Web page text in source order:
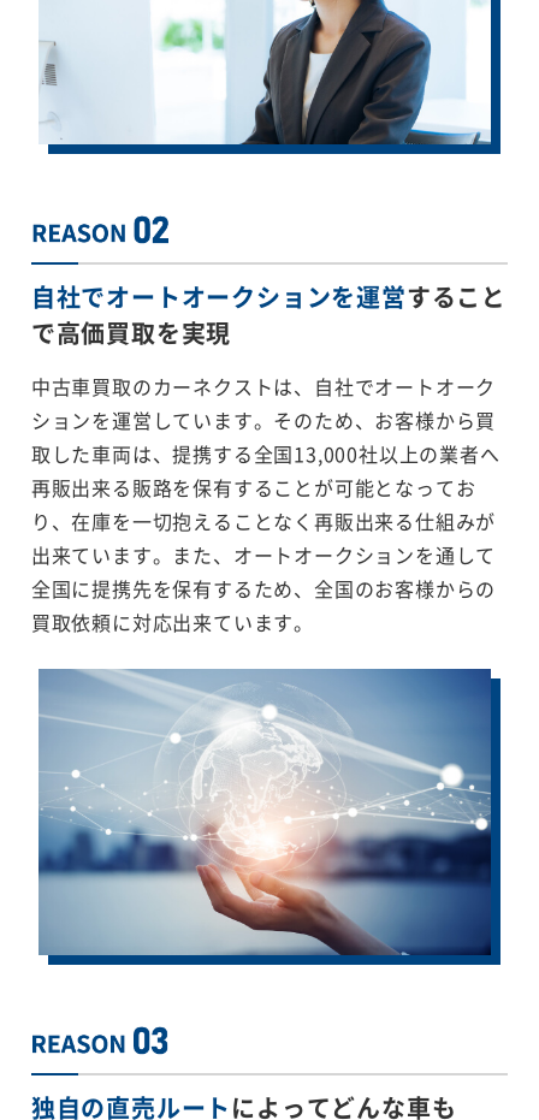
自社でオートオークションを運営すること
で高価買取を実現
中古車買取のカーネクストは、自社でオートオーク
ションを運営しています。そのため、お客様から買
取した車両は、提携する全国13,000社以上の業者へ
再販出来る販路を保有することが可能となってお
り、在庫を一切抱えることなく再販出来る仕組みが
出来ています。また、オートオークションを通して
全国に提携先を保有するため、全国のお客様からの
買取依頼に対応出来ています。
独自の直売ルートによってどんな車も